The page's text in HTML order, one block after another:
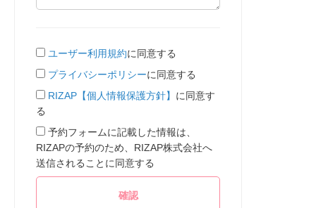
ユーザー利用規約に同意する
プライバシーポリシーに同意する
RIZAP【個人情報保護方針】 に同意す
る
予約フォームに記載した情報は、
RIZAPの予約のため、RIZAP株式会社へ
送信されることに同意する